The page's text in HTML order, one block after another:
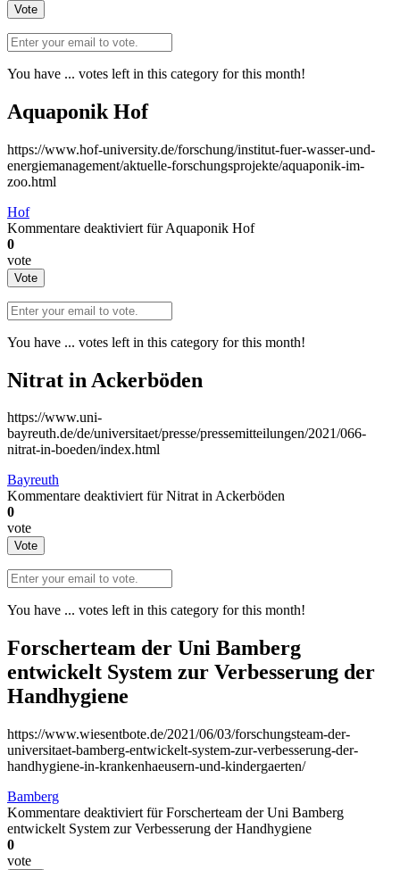
Vote
You have ... votes left in this category for this month!
Aquaponik Hof
https://www.hof-university.de/forschung/institut-fuer-wasser-und-
energiemanagement/aktuelle-forschungsprojekte/aquaponik-im-
zoo.html
Hof
Kommentare deaktiviert für Aquaponik Hof
0
vote
Vote
You have ... votes left in this category for this month!
Nitrat in Ackerböden
https://www.uni-
bayreuth.de/de/universitaet/presse/pressemitteilungen/2021/066-
nitrat-in-boeden/index.html
Bayreuth
Kommentare deaktiviertfür Nitrat in Ackerböden
0
vote
Vote
You have ... votes left in this category for this month!
Forscherteam der Uni Bamberg
entwickelt System zur Verbesserung der
Handhygiene
https://www.wiesentbote.de/2021/06/03/forschungsteam-der-
universitaet-bamberg-entwickelt-system-zur-verbesserung-der-
handhygiene-in-krankenhaeusern-und-kindergaerten/
Bamberg
Kommentare deaktiviert für Forscherteam der Uni Bamberg
entwickelt System zur Verbesserung der Handhygiene
0
vote